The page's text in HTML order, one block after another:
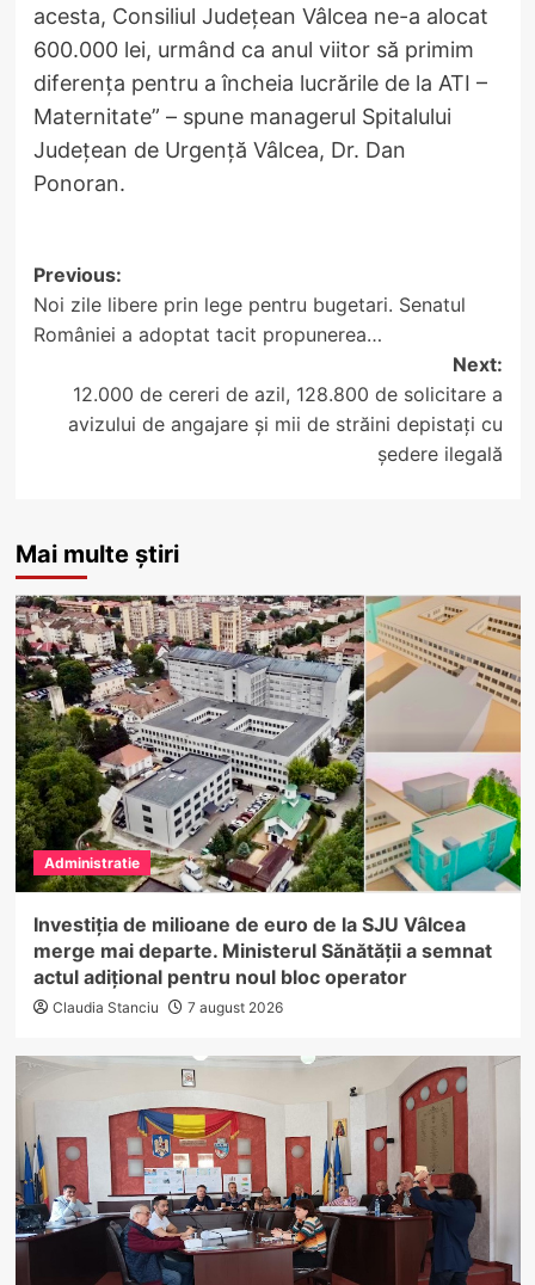
acesta, Consiliul Județean Vâlcea ne-a alocat
600.000 lei, urmând ca anul viitor să primim
diferența pentru a încheia lucrările de la ATI –
Maternitate” – spune managerul Spitalului
Județean de Urgență Vâlcea, Dr. Dan
Ponoran.
Post
navigation
Previous:
Noi zile libere prin lege pentru bugetari. Senatul
României a adoptat tacit propunerea…
Next:
12.000 de cereri de azil, 128.800 de solicitare a
avizului de angajare și mii de străini depistați cu
ședere ilegală
Mai multe știri
Administratie
Investiția de milioane de euro de la SJU Vâlcea
merge mai departe. Ministerul Sănătății a semnat
actul adițional pentru noul bloc operator
Claudia Stanciu 7 august 2026